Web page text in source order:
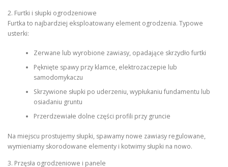
2. Furtki i słupki ogrodzeniowe
Furtka to najbardziej eksploatowany element ogrodzenia. Typowe
usterki:
Zerwane lub wyrobione zawiasy, opadające skrzydło furtki
Pęknięte spawy przy klamce, elektrozaczepie lub
samodomykaczu
Skrzywione słupki po uderzeniu, wypłukaniu fundamentu lub
osiadaniu gruntu
Przerdzewiałe dolne części profili przy gruncie
Na miejscu prostujemy słupki, spawamy nowe zawiasy regulowane,
wymieniamy skorodowane elementy i kotwimy słupki na nowo.
3. Przęsła ogrodzeniowe i panele